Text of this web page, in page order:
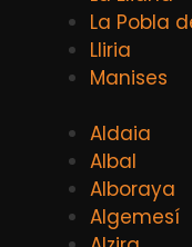
La Pobla
Lliria
Manises
Aldaia
Albal
Alboraya
Algemesí